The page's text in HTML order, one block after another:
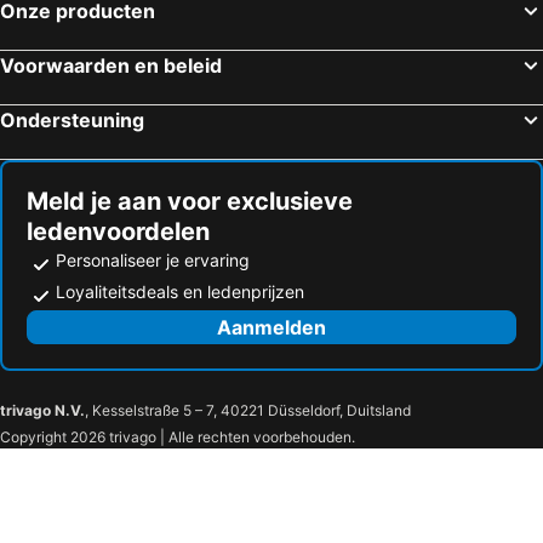
Hotels in Chester
Hotels in Reading
Hotels in Swindon
Hotels in Windsor
Hotels in Northampton
Hotels in Winchester
Onze producten
Voorwaarden en beleid
Ondersteuning
Meld je aan voor exclusieve
ledenvoordelen
Personaliseer je ervaring
Loyaliteitsdeals en ledenprijzen
Aanmelden
trivago N.V., Kesselstraße 5 – 7, 40221 Düsseldorf, Duitsland
Copyright 2026 trivago | Alle rechten voorbehouden.